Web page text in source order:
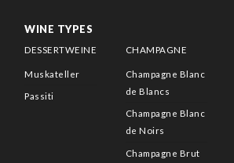
WINE TYPES
DESSERTWEINE
Muskateller
Passiti
CHAMPAGNE
Champagne Blanc
de Blancs
Champagne Blanc
de Noirs
Champagne Brut